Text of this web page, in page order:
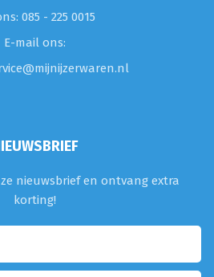
085 - 225 0015
E-mail ons:
nieuwsbrief en ontvang extra
korting!